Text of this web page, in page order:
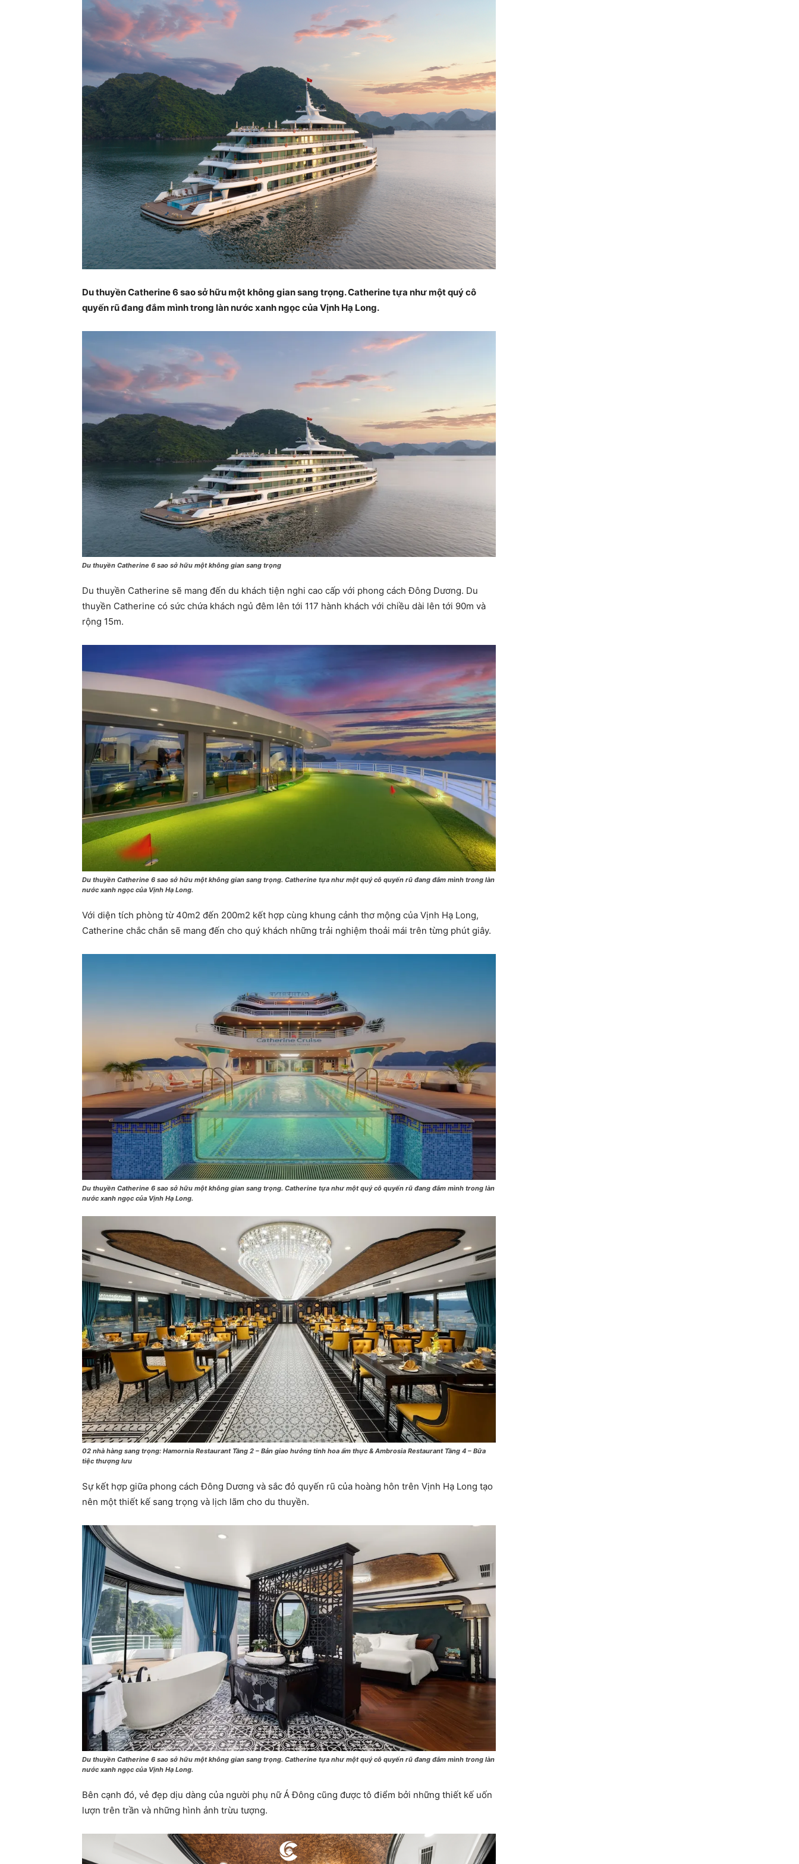
Du thuyền Catherine 6 sao sở hữu một không gian sang trọng. Catherine tựa như một quý cô
quyến rũ đang đắm mình trong làn nước xanh ngọc của Vịnh Hạ Long.
Du thuyền Catherine 6 sao sở hữu một không gian sang trọng
Du thuyền Catherine sẽ mang đến du khách tiện nghi cao cấp với phong cách Đông Dương. Du
thuyền Catherine có sức chứa khách ngủ đêm lên tới 117 hành khách với chiều dài lên tới 90m và
rộng 15m.
Du thuyền Catherine 6 sao sở hữu một không gian sang trọng. Catherine tựa như một quý cô quyến rũ đang đắm mình trong làn
nước xanh ngọc của Vịnh Hạ Long.
Với diện tích phòng từ 40m2 đến 200m2 kết hợp cùng khung cảnh thơ mộng của Vịnh Hạ Long,
Catherine chắc chắn sẽ mang đến cho quý khách những trải nghiệm thoải mái trên từng phút giây.
Du thuyền Catherine 6 sao sở hữu một không gian sang trọng. Catherine tựa như một quý cô quyến rũ đang đắm mình trong làn
nước xanh ngọc của Vịnh Hạ Long.
02 nhà hàng sang trọng: Hamornia Restaurant Tầng 2 – Bản giao hưởng tinh hoa ẩm thực & Ambrosia Restaurant Tầng 4 – Bữa
tiệc thượng lưu
Sự kết hợp giữa phong cách Đông Dương và sắc đỏ quyến rũ của hoàng hôn trên Vịnh Hạ Long tạo
nên một thiết kế sang trọng và lịch lãm cho du thuyền.
Du thuyền Catherine 6 sao sở hữu một không gian sang trọng. Catherine tựa như một quý cô quyến rũ đang đắm mình trong làn
nước xanh ngọc của Vịnh Hạ Long.
Bên cạnh đó, vẻ đẹp dịu dàng của người phụ nữ Á Đông cũng được tô điểm bởi những thiết kế uốn
lượn trên trần và những hình ảnh trừu tượng.